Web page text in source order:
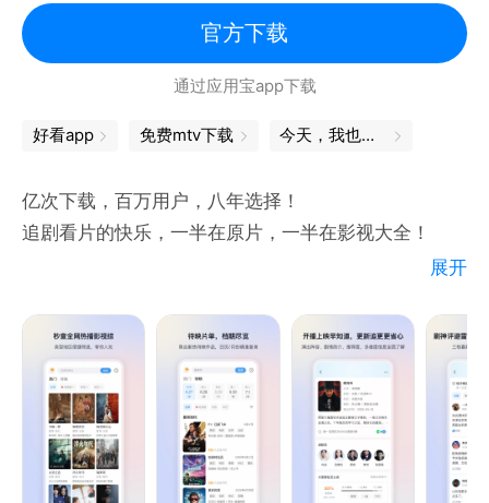
《声鸣远扬2025》青春敢唱，一鸣惊人！
《水龙吟》视觉盛宴！罗云熙携众人一秒入江湖。
《再见爱人 第五季》催更团集结各显神通，三组爱人
悬崖相见。
《欢乐家长群2》喜爽升级！张嘉益陈好带娃新攻略。
官方下载
通过应用宝app下载
好看app 免费mtv下载 今天，我也是勇敢的打工人
亿次下载，百万用户，八年选择！
追剧看片的快乐，一半在原片，一半在影视大全！
剧、电影、综艺
你是不是在剧荒片荒时，希望有app帮你在选择时提供
帮助，让你丝滑找到一部好内容
你是不是在看完某个内容后，想要推荐或吐槽，却发现
身边缺少这样的圈子
我们正在努力打造这样一个影视综爱好者的灵魂聚集
展开